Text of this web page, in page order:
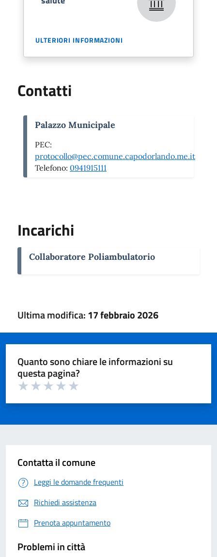
ULTERIORI INFORMAZIONI
Contatti
Palazzo Municipale
PEC:
protocollo@pec.comune.capodorlando.me.it
Telefono: 0941915111
Incarichi
Collaboratore Poliambulatorio
Ultima modifica:17 febbraio 2026
Quanto sono chiare le informazioni su
questa pagina?
Contatta il comune
Leggi le domande frequenti
Richiedi assistenza
Prenota appuntamento
Problemi in città